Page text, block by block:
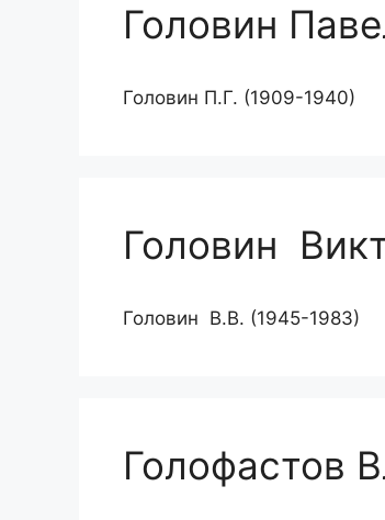
Головин
Головин П.Г. (1909-1940)
Головин
Головин В.В. (1945-1983)
Голофастов